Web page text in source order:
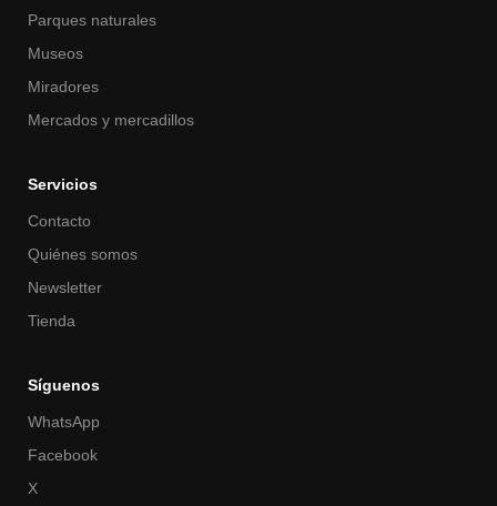
Parques naturales
Museos
Miradores
Mercados y mercadillos
Servicios
Contacto
Quiénes somos
Newsletter
Tienda
Síguenos
WhatsApp
Facebook
X